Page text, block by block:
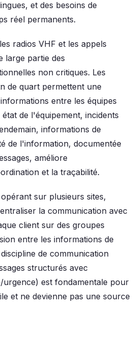
et des besoins de
réel permanents.
radios VHF et les appels
large partie des
non critiques. Les
de quart permettent une
entre les équipes
de l'équipement, incidents
informations de
de l'information, documentée
améliore
et la traçabilité.
sur plusieurs sites,
la communication avec
client sur des groupes
entre les informations de
de communication
structurés avec
urgence) est fondamentale pour
et ne devienne pas une source